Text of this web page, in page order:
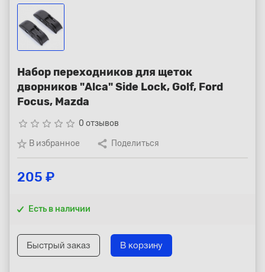
+7 (800) 250-15-01
Набор переходников для щеток
дворников "Alсa" Side Lock, Golf, Ford
Focus, Mazda
star_border star_border star_border star_border star_border 0 отзывов
В избранное
Поделиться
205 ₽
Есть в наличии
Быстрый заказ В корзину